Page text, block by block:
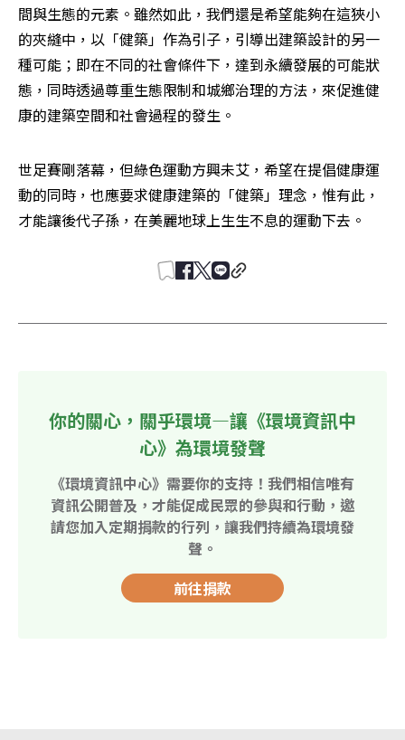
間與生態的元素。雖然如此，我們還是希望能夠在這狹小
的夾縫中，以「健築」作為引子，引導出建築設計的另一
種可能；即在不同的社會條件下，達到永續發展的可能狀
態，同時透過尊重生態限制和城鄉治理的方法，來促進健
康的建築空間和社會過程的發生。
世足賽剛落幕，但綠色運動方興未艾，希望在提倡健康運
動的同時，也應要求健康建築的「健築」理念，惟有此，
才能讓後代子孫，在美麗地球上生生不息的運動下去。
你的關心，關乎環境—讓《環境資訊中
心》為環境發聲
《環境資訊中心》需要你的支持！我們相信唯有
資訊公開普及，才能促成民眾的參與和行動，邀
請您加入定期捐款的行列，讓我們持續為環境發
聲。
前往捐款